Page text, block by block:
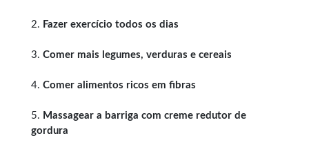
2. Fazer exercício todos os dias
3. Comer mais legumes, verduras e cereais
4. Comer alimentos ricos em fibras
5. Massagear a barriga com creme redutor de
gordura